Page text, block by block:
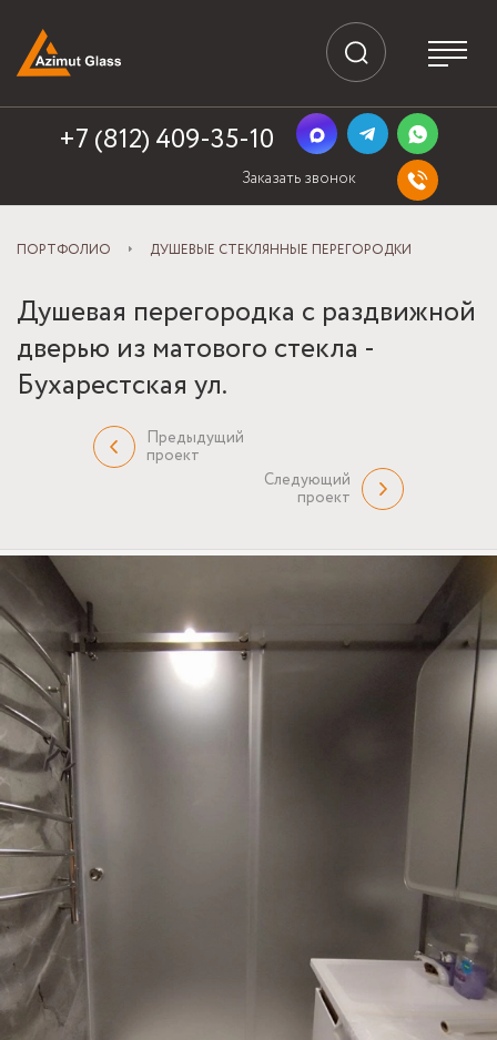
+7 (812) 409-35-10
Заказать звонок
ПОРТФОЛИО ДУШЕВЫЕ СТЕКЛЯННЫЕ ПЕРЕГОРОДКИ
Душевая перегородка с раздвижной
дверью из матового стекла -
Бухарестская ул.
Предыдущий
проект
Следующий
проект